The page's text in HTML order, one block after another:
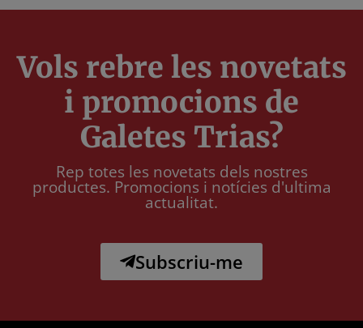
Vols rebre les novetats
i promocions de
Galetes Trias?
Rep totes les novetats dels nostres
productes. Promocions i notícies d'ultima
actualitat.
Subscriu-me